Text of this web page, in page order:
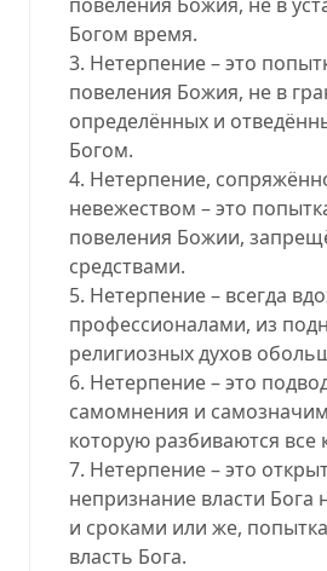
Богом время.
3. Нетерпение – это
повеления Божия, не в
определённых и
Богом.
4. Нетерпение,
невежеством – это
повеления Божии,
средствами.
5. Нетерпение – всегда
профессионалами, из
религиозных духов
6. Нетерпение – это
самомнения и
которую разбиваются все
7. Нетерпение – это
непризнание власти Бога
и сроками или же,
власть Бога.